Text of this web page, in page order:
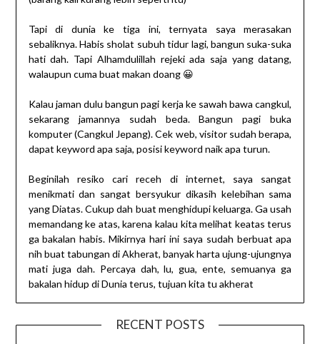
Tapi di dunia ke tiga ini, ternyata saya merasakan
sebaliknya. Habis sholat subuh tidur lagi, bangun suka-suka
hati dah. Tapi Alhamdulillah rejeki ada saja yang datang,
walaupun cuma buat makan doang 😀
Kalau jaman dulu bangun pagi kerja ke sawah bawa cangkul,
sekarang jamannya sudah beda. Bangun pagi buka
komputer (Cangkul Jepang). Cek web, visitor sudah berapa,
dapat keyword apa saja, posisi keyword naik apa turun.
Beginilah resiko cari receh di internet, saya sangat
menikmati dan sangat bersyukur dikasih kelebihan sama
yang Diatas. Cukup dah buat menghidupi keluarga. Ga usah
memandang ke atas, karena kalau kita melihat keatas terus
ga bakalan habis. Mikirnya hari ini saya sudah berbuat apa
nih buat tabungan di Akherat, banyak harta ujung-ujungnya
mati juga dah. Percaya dah, lu, gua, ente, semuanya ga
bakalan hidup di Dunia terus, tujuan kita tu akherat
RECENT POSTS